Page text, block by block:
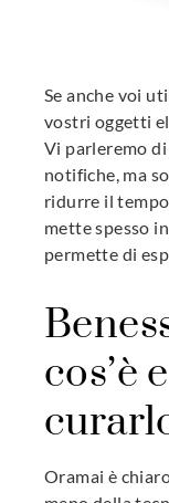
Se anche voi
vostri oggetti
Vi parleremo di
notifiche, ma
ridurre il
mette spesso
permette di
cos’è
Oramai è